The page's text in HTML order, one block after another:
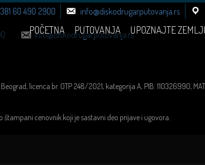
60 490 2900 info@diskodrugarputovanja.rs
POČETNA PUTOVANJA UPOZNAJTE
info@diskodrugarputovanja.rs
licenca br. OTP 248/2021, kategorija A, PIB: 110326990,
cenovnik koji je sastavni deo prijave i ugovora.